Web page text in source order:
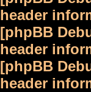
header
[phpBB
header
[phpBB
header